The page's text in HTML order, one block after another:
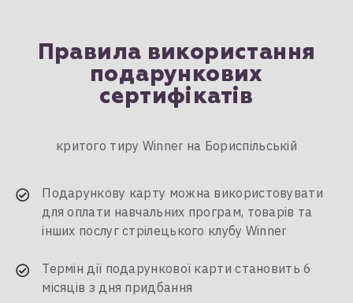
Правила використання
подарункових
сертифікатів
критого тиру Winner на Бориспільській
Подарункову карту можна використовувати
для оплати навчальних програм, товарів та
інших послуг стрілецького клубу Winner
Термін дії подарункової карти становить 6
місяців з дня придбання